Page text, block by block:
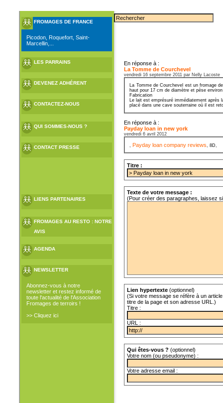
FROMAGES DE FRANCE
Picodon, Roquefort, Saint-
Marcellin,...
LES PARRAINS
DEVENEZ ADHÉRENT
CONTACTEZ-NOUS
QUI SOMMES-NOUS ?
CONTACT PRESSE
LIENS PARTENAIRES
FROMAGES AU RESTO : NOTRE
AVIS
AGENDA
NEWSLETTER
Abonnez-vous à notre
newsletter et restez informé de
toute l'actualité de l'Association
Fromages de terroirs !
>> Cliquez ici
En réponse à :
La Tomme de Courchevel
vendredi 16 septembre 2011 par Nelly Lacoste
La Tomme de Courchevel est un fromage
haut pour 17 cm de diamètre et pèse
Fabrication
Le lait est emprésuré immédiatement
placé dans une cave souterraine où il est
En réponse à :
Payday loan in new york
vendredi 6 avril 2012
, Payday loan company reviews, 8D,
Titre :
Texte de votre message :
(Pour créer des paragraphes, laissez
Lien hypertexte (optionnel)
(Si votre message se réfère à un
titre de la page et son adresse URL.)
Titre :
URL :
Qui êtes-vous ? (optionnel)
Votre nom (ou pseudonyme) :
Votre adresse email :